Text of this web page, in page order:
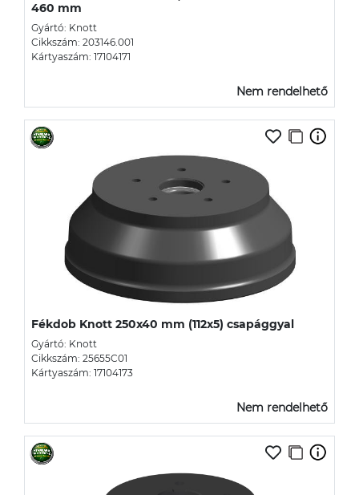
460 mm
Gyártó: Knott
Cikkszám: 203146.001
Kártyaszám: 17104171
Nem rendelhető
Fékdob Knott 250x40 mm (112x5) csapággyal
Gyártó: Knott
Cikkszám: 25655C01
Kártyaszám: 17104173
Nem rendelhető